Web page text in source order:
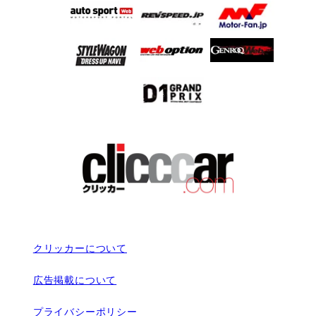
クリッカーについて
広告掲載について
プライバシーポリシー